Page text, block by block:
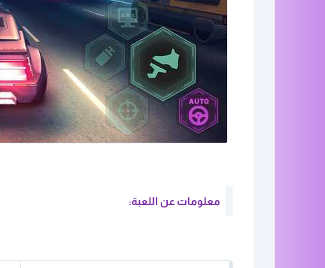
معلومات عن اللعبة: